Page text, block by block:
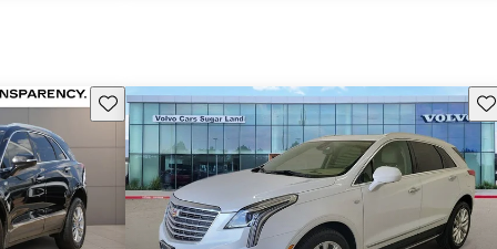
Guarda este Aviso